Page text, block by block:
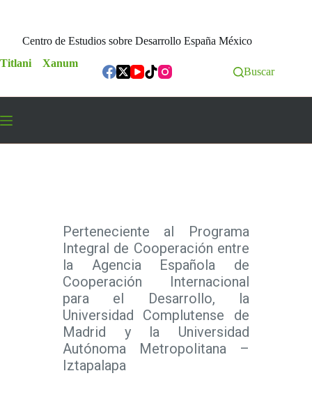
Centro de Estudios sobre Desarrollo España México
Titlani
Xanum
Buscar
Perteneciente al Programa
Integral de Cooperación entre
la Agencia Española de
Cooperación Internacional
para el Desarrollo, la
Universidad Complutense de
Madrid y la Universidad
Autónoma Metropolitana –
Iztapalapa